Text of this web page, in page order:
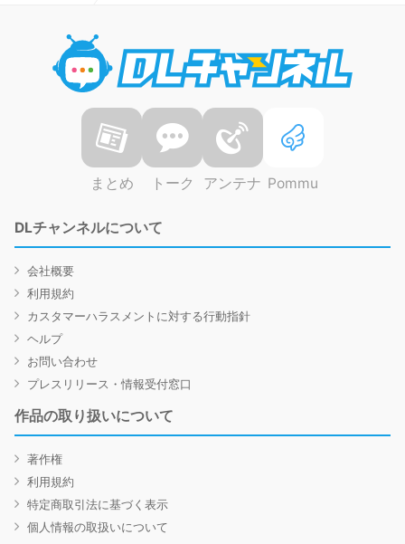
まとめ トーク アンテナ Pommu
DLチャンネルについて
会社概要
利用規約
カスタマーハラスメントに対する行動指針
ヘルプ
お問い合わせ
プレスリリース・情報受付窓口
作品の取り扱いについて
著作権
利用規約
特定商取引法に基づく表示
個人情報の取扱いについて